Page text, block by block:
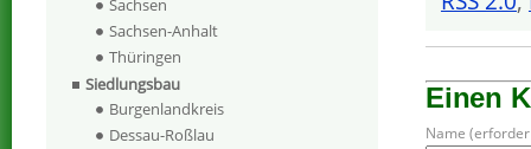
Einen
Name
Sachsen
Sachsen-Anhalt
Thüringen
Siedlungsbau
Burgenlandkreis
Dessau-Roßlau